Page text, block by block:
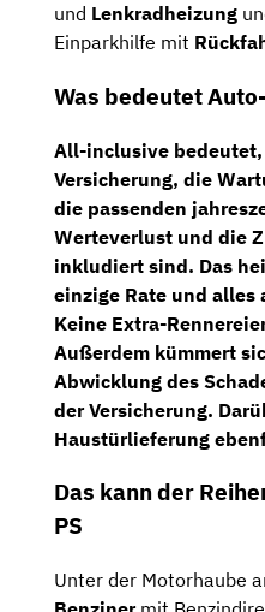
und Lenkradheizung
Einparkhilfe mit
Was bedeutet
All-inclusive bedeutet,
Versicherung, die
die passenden
Werteverlust und die
inkludiert sind. Das
einzige Rate und
Keine Extra-
Außerdem kümmert
Abwicklung des
der Versicherung.
Haustürlieferung
Das kann der
PS
Unter der Motorhaube